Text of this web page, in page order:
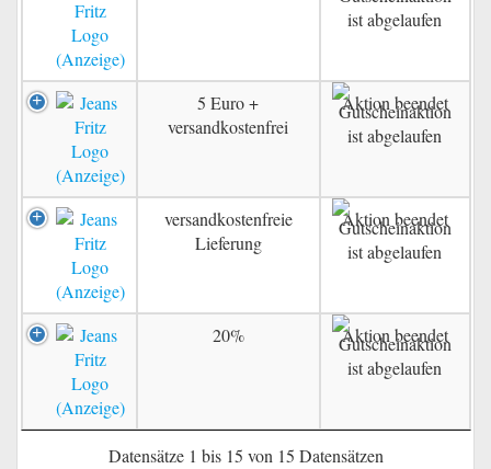
5 Euro +
versandkostenfrei
Aktion beendet
versandkostenfreie
Lieferung
Aktion beendet
20% Aktion beendet
Datensätze 1 bis 15 von 15 Datensätzen